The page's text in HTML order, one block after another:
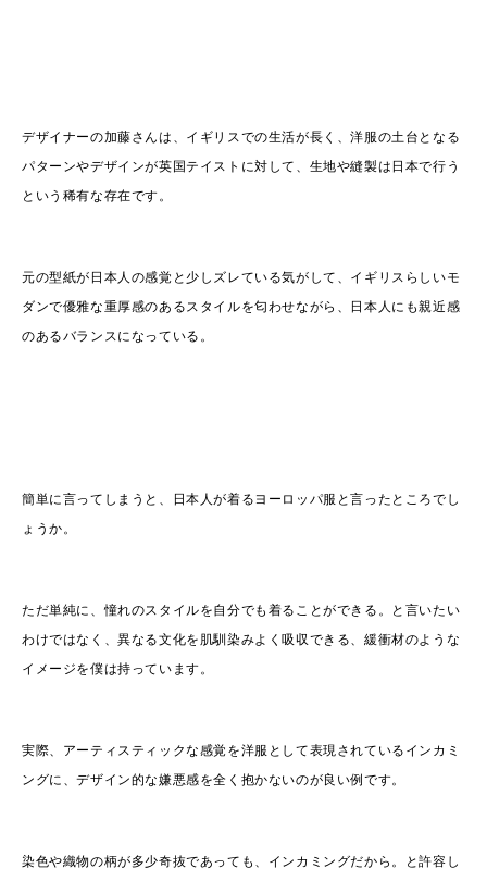
デザイナーの加藤さんは、イギリスでの生活が長く、洋服の土台となる
パターンやデザインが英国テイストに対して、生地や縫製は日本で行う
という稀有な存在です。
元の型紙が日本人の感覚と少しズレている気がして、イギリスらしいモ
ダンで優雅な重厚感のあるスタイルを匂わせながら、日本人にも親近感
のあるバランスになっている。
簡単に言ってしまうと、日本人が着るヨーロッパ服と言ったところでし
ょうか。
ただ単純に、憧れのスタイルを自分でも着ることができる。と言いたい
わけではなく、異なる文化を肌馴染みよく吸収できる、緩衝材のような
イメージを僕は持っています。
実際、アーティスティックな感覚を洋服として表現されているインカミ
ングに、デザイン的な嫌悪感を全く抱かないのが良い例です。
染色や織物の柄が多少奇抜であっても、インカミングだから。と許容し